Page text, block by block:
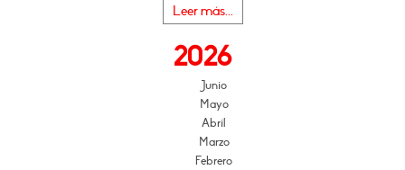
Leer más...
2026
Junio
Mayo
Abril
Marzo
Febrero